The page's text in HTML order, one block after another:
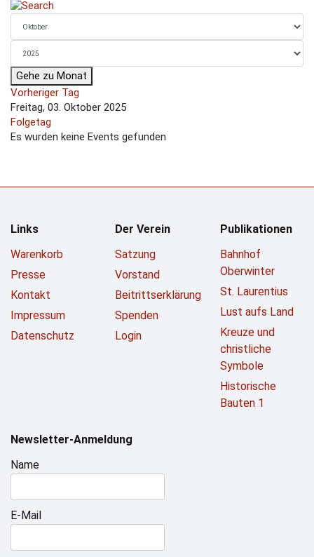
Gehe zu Monat
Vorheriger Tag
Freitag, 03. Oktober 2025
Folgetag
Es wurden keine Events gefunden
Links
Warenkorb
Presse
Kontakt
Impressum
Datenschutz
Der Verein
Satzung
Vorstand
Beitrittserklärung
Spenden
Login
Publikationen
Bahnhof
Oberwinter
St. Laurentius
Lust aufs Land
Kreuze und
christliche
Symbole
Historische
Bauten 1
Newsletter-Anmeldung
Name
E-Mail